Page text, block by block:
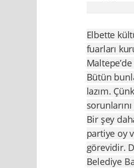
Elbette
fuarları
Bütün
lazım.
Bir şey
partiye oy
görevidir.
Belediye